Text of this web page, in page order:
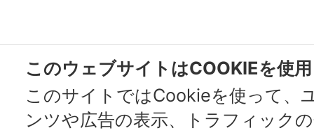
このウェブサイトはCOOKIEを使
このサイトではCookieを使って、
ンツや広告の表示、トラフィック